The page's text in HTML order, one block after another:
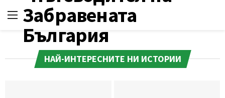
НАЙ-ИНТЕРЕСНИТЕ НИ ИСТОРИИ